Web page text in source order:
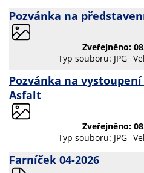
Pozvánka na
Zveřejněno:
Typ souboru: JPG
Pozvánka na
Asfalt
Zveřejněno:
Typ souboru: JPG
Farníček 04-2026